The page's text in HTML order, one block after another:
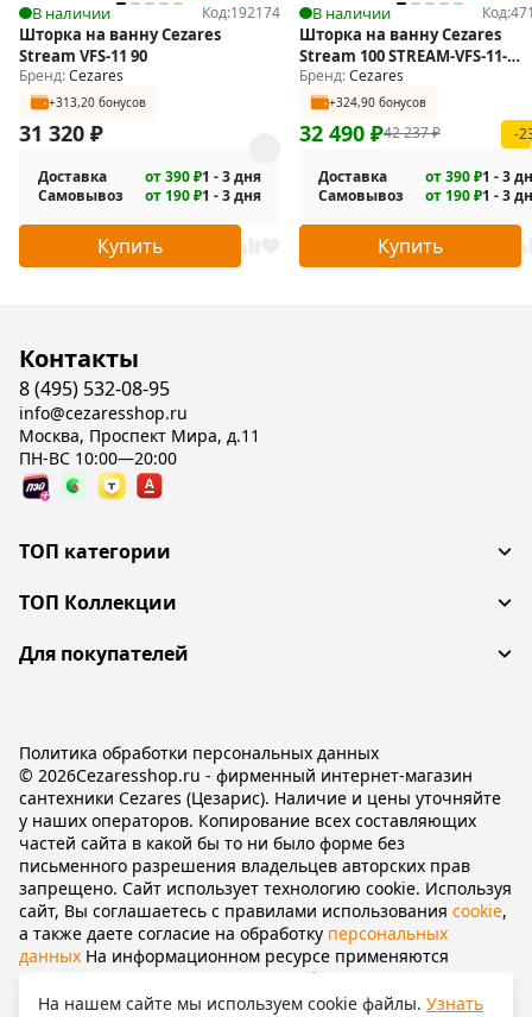
В наличии Код:192174
Шторка на ванну Cezares
Stream VFS-11 90
Бренд:Cezares
+313,20 бонусов
31 320 ₽
Доставка от 390 ₽1 - 3 дня
Самовывоз
от 190 ₽1 - 3 дня
Купить
В наличии Код:
Шторка на ванну Cezares
Stream 100 STREAM-VFS-11-
100/150-C-Cr
Бренд:Cezares
+324,90 бонусов
42 237₽
32 490 ₽ -
Доставка от 390 ₽1 - 3
Самовывоз
от 190 ₽1 - 3
Купить
Контакты
8 (495) 532-08-95
info@cezaresshop.ru
Москва, Проспект Мира, д.11
ПН-ВС 10:00—20:00
ТОП категории
ТОП Коллекции
Для покупателей
© 2026Cezaresshop.ru - фирменный интернет-магазин
сантехники Cezares (Цезарис). Наличие и цены уточняйте
у наших операторов. Копирование всех составляющих
частей сайта в какой бы то ни было форме без
письменного разрешения владельцев авторских прав
запрещено. Сайт использует технологию cookie. Используя
сайт, Вы соглашаетесь с правилами использования cookie,
а также даете согласие на обработку персональных
данных На информационном ресурсе применяются
(информационные
технологии предоставления информации на основе сбора,
Политика обработки персональных данных
На нашем сайте мы используем cookie файлы. Узнать